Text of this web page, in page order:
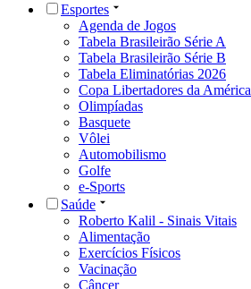
Esportes
Agenda de Jogos
Tabela Brasileirão Série A
Tabela Brasileirão Série B
Tabela Eliminatórias 2026
Copa Libertadores da América
Olimpíadas
Basquete
Vôlei
Automobilismo
Golfe
e-Sports
Saúde
Roberto Kalil - Sinais Vitais
Alimentação
Exercícios Físicos
Vacinação
Câncer